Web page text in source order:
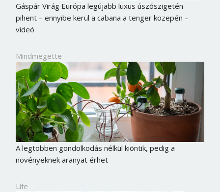
Gáspár Virág Európa legújabb luxus úszószigetén
pihent – ennyibe kerül a cabana a tenger közepén –
videó
Mindmegette
A legtöbben gondolkodás nélkül kiöntik, pedig a
növényeknek aranyat érhet
Life